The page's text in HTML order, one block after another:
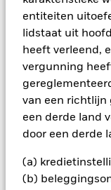
entiteiten
lidstaat uit
heeft verleend,
vergunning
van een richtlijn
een derde land
door een derde
(a)
(b)
gebruiken derivaten
gebruik van
potentieel
andere
geschikte
besmettingsrisico
het fonds, kunt u
fonds bekijken –
aandelenklasse.
aandelenklassen